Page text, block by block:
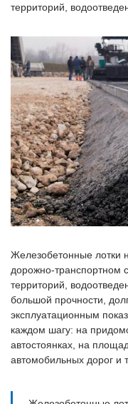
территорий,
Железобетонные лотки
дорожно-транспортном
территорий,
большой прочности,
эксплуатационным
каждом шагу: на
автостоянках, на
автомобильных дорог и